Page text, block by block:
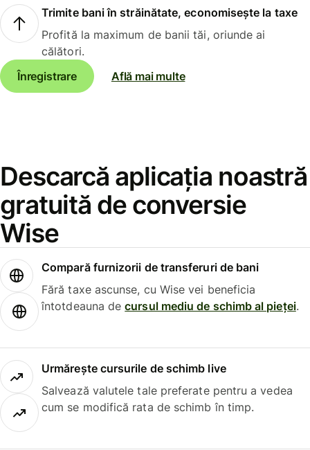
Trimite bani în străinătate, economisește la taxe
Profită la maximum de banii tăi, oriunde ai
călători.
Înregistrare
Află mai multe
Descarcă aplicația noastră
gratuită de conversie
Wise
Compară furnizorii de transferuri de bani
Fără taxe ascunse, cu Wise vei beneficia
întotdeauna decursul mediu de schimb al pieței.
Urmărește cursurile de schimb live
Salvează valutele tale preferate pentru a vedea
cum se modifică rata de schimb în timp.